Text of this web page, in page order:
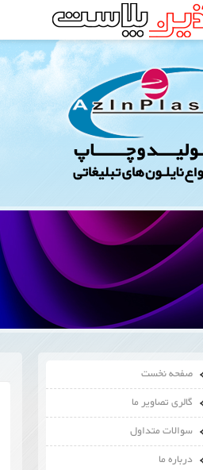
صفحه نخست
گالری تصاویر ما
سوالات متداول
درباره ما